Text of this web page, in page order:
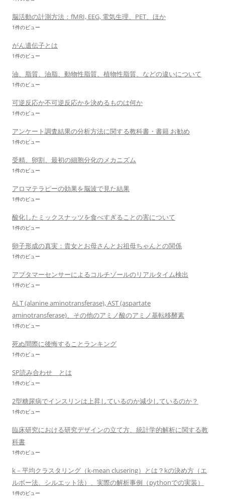
脳活動の計測方法：fMRI, EEG, 電気生理、PET、ほか
1件のビュー
がん遺伝子とは
1件のビュー
油、脂質、油脂、動物性脂質、植物性脂質、などの違いについて
1件のビュー
可逆反応か不可逆反応かを決めるものは何か
1件のビュー
アンケート調査結果の分析方法に関する教科書・書籍 お勧め
1件のビュー
受精、卵割、最初の細胞分化のメカニズム
1件のビュー
アロマテラピーの効果を脳波で見た結果
1件のビュー
酸化したミックスナッツを食べすぎることの害について
1件のビュー
卵子形成の真実：貴女とお母さんとお祖母ちゃんとの関係
1件のビュー
アプタマーセンサーによるコルチゾールのリアルタイム検出
1件のビュー
ALT (alanine aminotransferase), AST (aspartate
aminotransferase)、その他のアミノ酸のアミノ基転移酵素
1件のビュー
死ぬ間際に後悔することランキング
1件のビュー
SP読み合わせ とは
1件のビュー
2型糖尿病でインスリンは上昇しているのか減少しているのか？
1件のビュー
臨床研究における研究デザインの立て方、統計学的解析に関する教
科書
1件のビュー
k－平均クラスタリング（k-mean clusering）とは？kの決め方（エ
ルボー法、シルエット法）、実際の解析事例（pythonでの実装）
1件のビュー